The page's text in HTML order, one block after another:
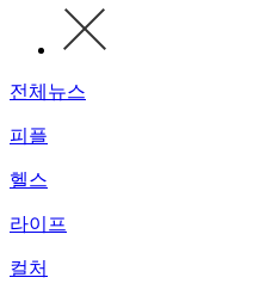
전체뉴스
피플
헬스
라이프
컬처